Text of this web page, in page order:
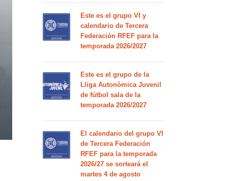
Este es el grupo VI y
calendario de Tercera
Federación RFEF para la
temporada 2026/2027
Este es el grupo de la
Lliga Autonòmica Juvenil
de fútbol sala de la
temporada 2026/2027
El calendario del grupo VI
de Tercera Federación
RFEF para la temporada
2026/27 se sorteará el
martes 4 de agosto